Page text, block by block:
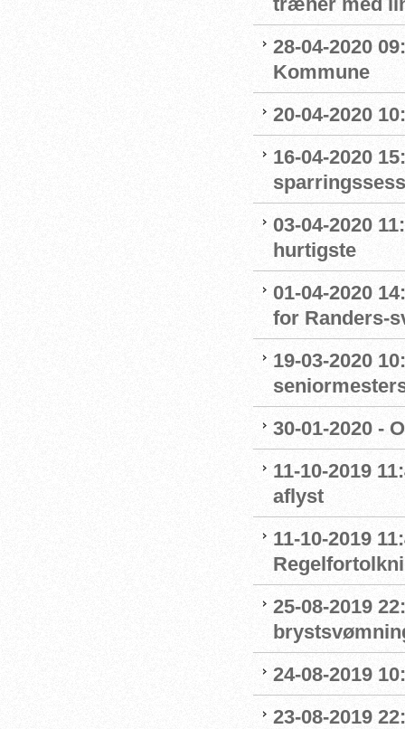
28-04-2020
Kommune
20-04-2020
16-04-2020
03-04-2020
hurtigste
01-04-2020
for Randers-
19-03-2020
30-01-2020 -
11-10-2019
aflyst
11-10-2019
25-08-2019
24-08-2019
23-08-2019